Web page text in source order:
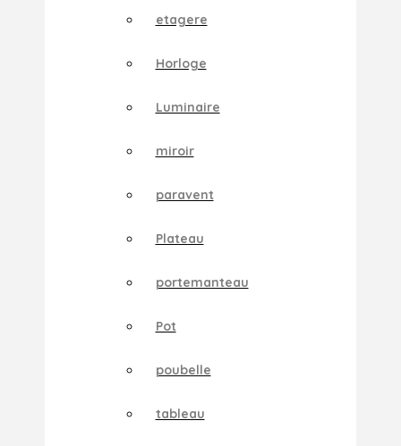
etagere
Horloge
Luminaire
miroir
paravent
Plateau
portemanteau
Pot
poubelle
tableau